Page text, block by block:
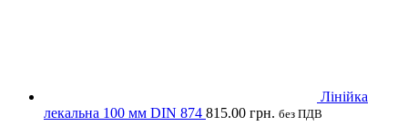
Лінійка
лекальна 100 мм DIN 874 815.00 грн. без ПДВ